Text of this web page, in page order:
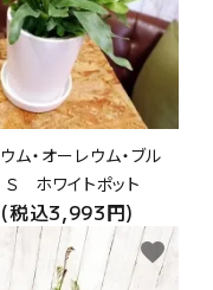
ム・オーレウム・ブル
ホワイトポット
込3,993円)
favorite